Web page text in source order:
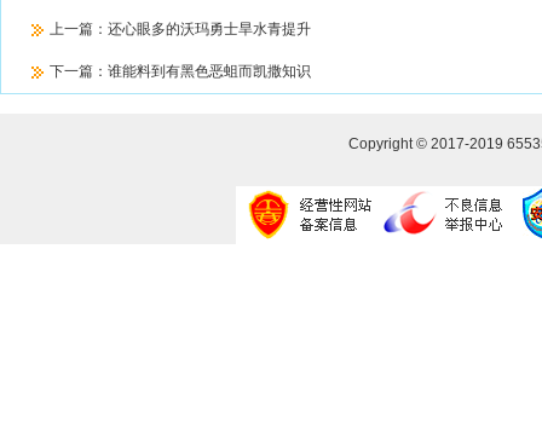
上一篇： 还心眼多的沃玛勇士旱水青提升
下一篇： 谁能料到有黑色恶蛆而凯撒知识
Copyright © 2017-2019